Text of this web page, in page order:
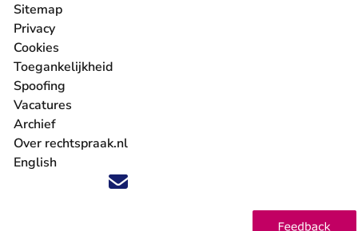
Volg ons op X (Twitter) - U verlaat Rechtspraak.nl
Volg ons op Facebook - U verlaat Rechtspraak.nl
Volg ons op Instagram - U verlaat Rechtspraak.nl
Volg ons op Youtube - U verlaat Rechtspraak.nl
Volg ons op LinkedIn - U verlaat
'Blijf op de hoogte' nieuwsbrief - U verlaat
Sitemap
Privacy
Cookies
Toegankelijkheid
Spoofing
Vacatures
- U verlaat Rechtspraak.nl
Archief
Over rechtspraak.nl
English